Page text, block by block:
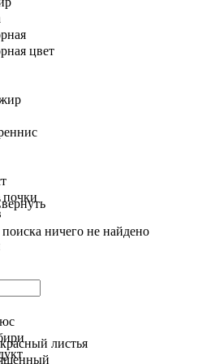
цвет
почки
листья
ничего не найдено